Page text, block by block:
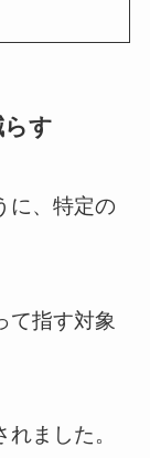
す
に、特定の
て指す対象
ました。